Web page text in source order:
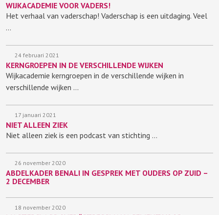
WIJKACADEMIE VOOR VADERS!
Het verhaal van vaderschap! Vaderschap is een uitdaging. Veel
…
24 februari 2021
KERNGROEPEN IN DE VERSCHILLENDE WIJKEN
Wijkacademie kerngroepen in de verschillende wijken in
verschillende wijken …
17 januari 2021
NIET ALLEEN ZIEK
Niet alleen ziek is een podcast van stichting …
26 november 2020
ABDELKADER BENALI IN GESPREK MET OUDERS OP ZUID –
2 DECEMBER
18 november 2020